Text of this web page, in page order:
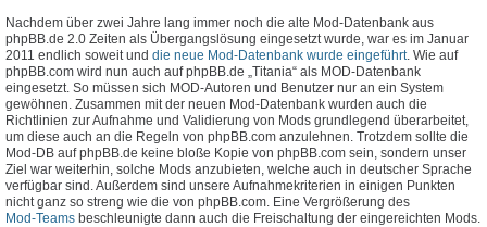
Nachdem über zwei Jahre lang immer noch die alte Mod-Datenbank aus
phpBB.de 2.0 Zeiten als Übergangslösung eingesetzt wurde, war es im Januar
2011 endlich soweit und die neue Mod-Datenbank wurde eingeführt. Wie auf
phpBB.com wird nun auch auf phpBB.de „Titania“ als MOD-Datenbank
eingesetzt. So müssen sich MOD-Autoren und Benutzer nur an ein System
gewöhnen. Zusammen mit der neuen Mod-Datenbank wurden auch die
Richtlinien zur Aufnahme und Validierung von Mods grundlegend überarbeitet,
um diese auch an die Regeln von phpBB.com anzulehnen. Trotzdem sollte die
Mod-DB auf phpBB.de keine bloße Kopie von phpBB.com sein, sondern unser
Ziel war weiterhin, solche Mods anzubieten, welche auch in deutscher Sprache
verfügbar sind. Außerdem sind unsere Aufnahmekriterien in einigen Punkten
nicht ganz so streng wie die von phpBB.com. Eine Vergrößerung des
Mod-Teams beschleunigte dann auch die Freischaltung der eingereichten Mods.